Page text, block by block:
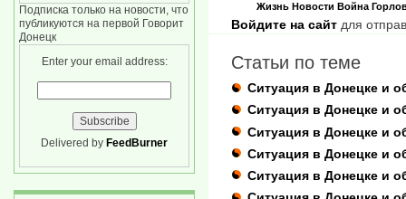
Жизнь Новости Война
Войдите на сайт для
Статьи по теме
Ситуация в Донецке и
Ситуация в Донецке и
Ситуация в Донецке и
Ситуация в Донецке и
Ситуация в Донецке и
Подписка только на новости, что
публикуются на первой Говорит
Донецк
Enter your email address:
Delivered by FeedBurner